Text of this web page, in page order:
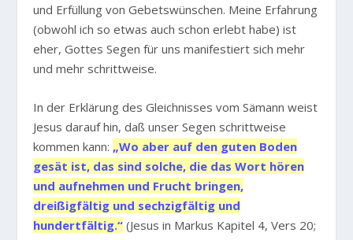
und Erfüllung von Gebetswünschen. Meine Erfahrung
(obwohl ich so etwas auch schon erlebt habe) ist
eher, Gottes Segen für uns manifestiert sich mehr
und mehr schrittweise.
In der Erklärung des Gleichnisses vom Sämann weist
Jesus darauf hin, daß unser Segen schrittweise
kommen kann: „Wo aber auf den guten Boden
gesät ist, das sind solche, die das Wort hören
und aufnehmen und Frucht bringen,
dreißigfältig und sechzigfältig und
hundertfältig.“ (Jesus in Markus Kapitel 4, Vers 20;